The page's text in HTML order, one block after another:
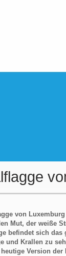
von
Mut, der weiße
befindet sich
und Krallen zu
Version